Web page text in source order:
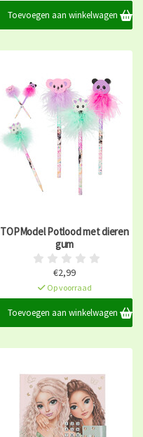
Toevoegen aan winkelwagen
TOPModel Potlood met dieren
gum
€2,99
Op voorraad
Toevoegen aan winkelwagen